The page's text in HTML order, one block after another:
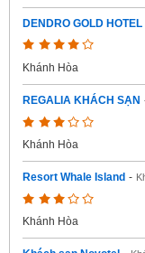
DENDRO GOLD HOTEL
Khánh Hòa
REGALIA KHÁCH SẠN
Khánh Hòa
Resort Whale Island -
Khánh Hòa